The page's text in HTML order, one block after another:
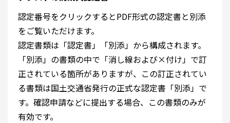
認定番号をクリックするとPDF形式の認定書と別添
をご覧いただけます。
認定書類は「認定書」「別添」から構成されます。
「別添」の書類の中で「消し線および×付け」で訂
正されている箇所がありますが、この訂正されてい
る書類は国土交通省発行の正式な認定書「別添」で
す。確認申請などに提出する場合、この書類のみが
有効です。